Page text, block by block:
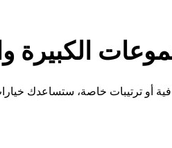
الكبيرة
أو ترتيبات خاصة، ستساعدك